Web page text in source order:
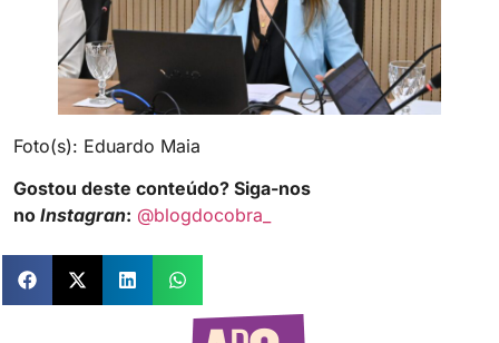
Foto(s): Eduardo Maia
Gostou deste conteúdo? Siga-nos
no Instagran: @blogdocobra_